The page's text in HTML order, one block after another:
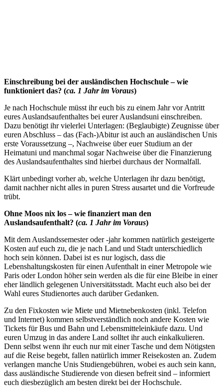
Einschreibung bei der ausländischen Hochschule – wie
funktioniert das? (ca. 1 Jahr im Voraus)
Je nach Hochschule müsst ihr euch bis zu einem Jahr vor Antritt
eures Auslandsaufenthaltes bei eurer Auslandsuni einschreiben.
Dazu benötigt ihr vielerlei Unterlagen: (Beglaubigte) Zeugnisse über
euren Abschluss – das (Fach-)Abitur ist auch an ausländischen Unis
erste Voraussetzung –, Nachweise über euer Studium an der
Heimatuni und manchmal sogar Nachweise über die Finanzierung
des Auslandsaufenthaltes sind hierbei durchaus der Normalfall.
Klärt unbedingt vorher ab, welche Unterlagen ihr dazu benötigt,
damit nachher nicht alles in puren Stress ausartet und die Vorfreude
trübt.
Ohne Moos nix los – wie finanziert man den
Auslandsaufenthalt? (ca. 1 Jahr im Voraus)
Mit dem Auslandssemester oder -jahr kommen natürlich gesteigerte
Kosten auf euch zu, die je nach Land und Stadt unterschiedlich
hoch sein können. Dabei ist es nur logisch, dass die
Lebenshaltungskosten für einen Aufenthalt in einer Metropole wie
Paris oder London höher sein werden als die für eine Bleibe in einer
eher ländlich gelegenen Universitätsstadt. Macht euch also bei der
Wahl eures Studienortes auch darüber Gedanken.
Zu den Fixkosten wie Miete und Mietnebenkosten (inkl. Telefon
und Internet) kommen selbstverständlich noch andere Kosten wie
Tickets für Bus und Bahn und Lebensmitteleinkäufe dazu. Und
euren Umzug in das andere Land solltet ihr auch einkalkulieren.
Denn selbst wenn ihr euch nur mit einer Tasche und dem Nötigsten
auf die Reise begebt, fallen natürlich immer Reisekosten an. Zudem
verlangen manche Unis Studiengebühren, wobei es auch sein kann,
dass ausländische Studierende von diesen befreit sind – informiert
euch diesbezüglich am besten direkt bei der Hochschule.